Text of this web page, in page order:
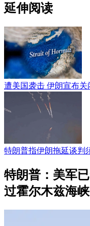
延伸阅读
遭美国袭击 伊朗宣布
特朗普指伊朗拖延谈判
特朗普：美军
过霍尔木兹海峡